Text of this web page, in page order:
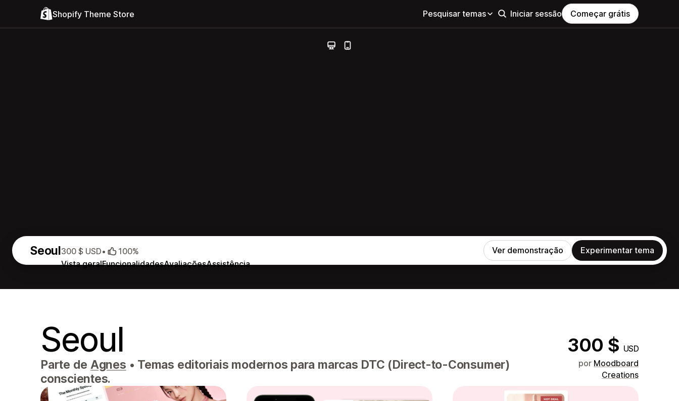
Shopify Theme Store Pesquisar temas Iniciar sessão Começar grátis
Seoul
Vista geralFuncionalidadesAvaliaçõesAssistência
300 $ USD• 100% Ver demonstração Experimentar tema
Seoul 300 $ USD
Parte de Agnes • Temas editoriais modernos para marcas DTC (Direct-to-Consumer)
conscientes.
por Moodboard
Creations